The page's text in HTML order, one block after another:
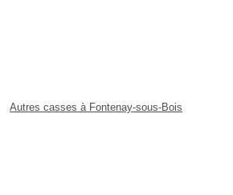
Autres casses à Fontenay-sous-Bois